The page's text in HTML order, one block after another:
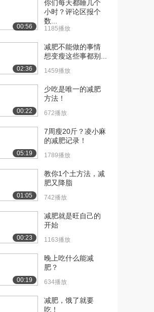
00:56
你们每天都睡几个
小时？评论区报个
数...
1185播放
02:36
减肥不能做的事情
想变瘦这些事都别...
1459播放
00:22
少吃是唯一的减肥
方法！
672播放
05:19
7周瘦20斤？凌小麻
的减肥记录！
1789播放
01:05
教你1个土方法，减
肥又降脂
742播放
00:23
减肥就是旺自己的
开始
1163播放
00:19
晚上吃什么能减
肥？
634播放
减肥，饿了就要
吃！